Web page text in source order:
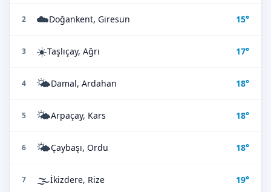
2 ☁️Doğankent, Giresun 15°
3 ☀️Taşlıçay, Ağrı 17°
4 🌤️Damal, Ardahan 18°
5 🌤️Arpaçay, Kars 18°
6 🌤️Çaybaşı, Ordu 18°
7 🌫️İkizdere, Rize 19°